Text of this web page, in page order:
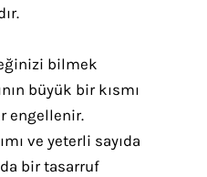
bilmek
büyük bir kısmı
engellenir.
ve yeterli sayıda
bir tasarruf